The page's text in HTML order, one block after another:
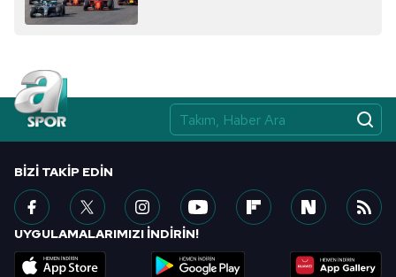
BIZI TAKIP EDIN
UYGULAMALARIMIZI İNDİRİN!